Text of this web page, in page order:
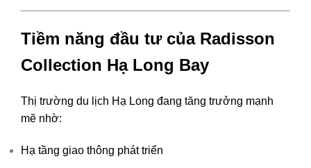
Tiềm năng đầu tư của Radisson
Collection Hạ Long Bay
Thị trường du lịch Hạ Long đang tăng trưởng mạnh
mẽ nhờ:
Hạ tầng giao thông phát triển